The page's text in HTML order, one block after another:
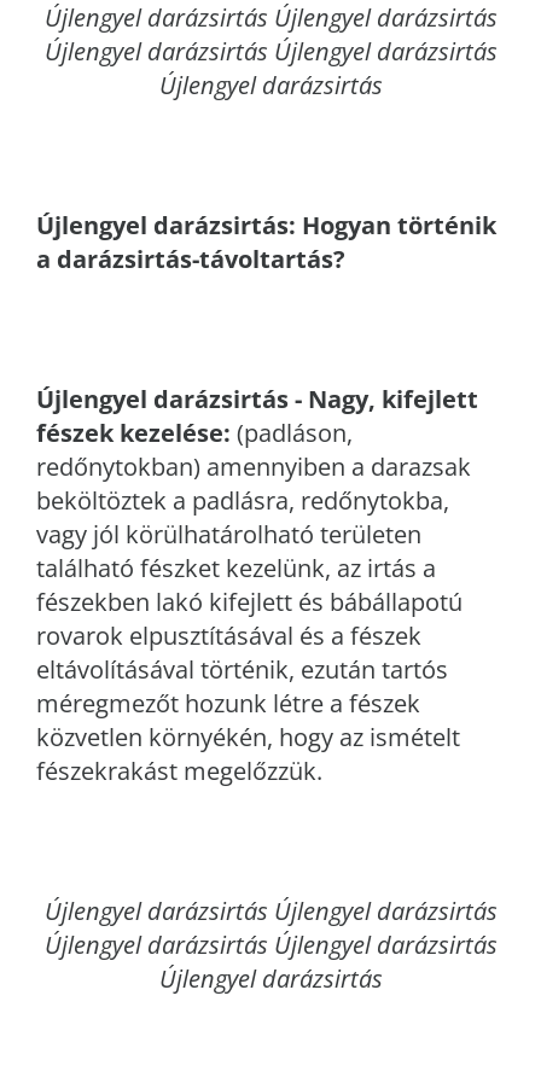
Újlengyeldarázsirtás Újlengyel darázsirtás
Újlengyel darázsirtás Újlengyel darázsirtás
Újlengyel darázsirtás
Újlengyel darázsirtás: Hogyan történik
a darázsirtás-távoltartás?
Újlengyel darázsirtás - Nagy, kifejlett
fészek kezelése: (padláson,
redőnytokban) amennyiben a darazsak
beköltöztek a padlásra, redőnytokba,
vagy jól körülhatárolható területen
található fészket kezelünk, az irtás a
fészekben lakó kifejlett és bábállapotú
rovarok elpusztításával és a fészek
eltávolításával történik, ezután tartós
méregmezőt hozunk létre a fészek
közvetlen környékén, hogy az ismételt
fészekrakást megelőzzük.
Újlengyeldarázsirtás Újlengyel darázsirtás
Újlengyel darázsirtás Újlengyel darázsirtás
Újlengyel darázsirtás